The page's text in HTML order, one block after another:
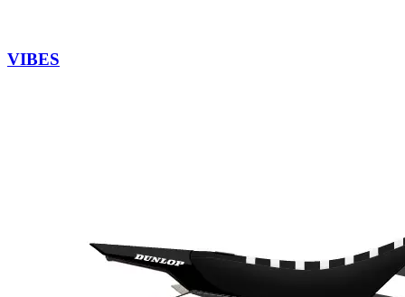
VIBES